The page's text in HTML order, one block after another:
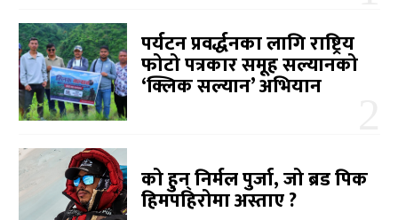
पर्यटन प्रवर्द्धनका लागि राष्ट्रिय
फोटो पत्रकार समूह सल्यानको
‘क्लिक सल्यान’ अभियान
को हुन् निर्मल पुर्जा, जो ब्रड पिक
हिमपहिरोमा अस्ताए ?